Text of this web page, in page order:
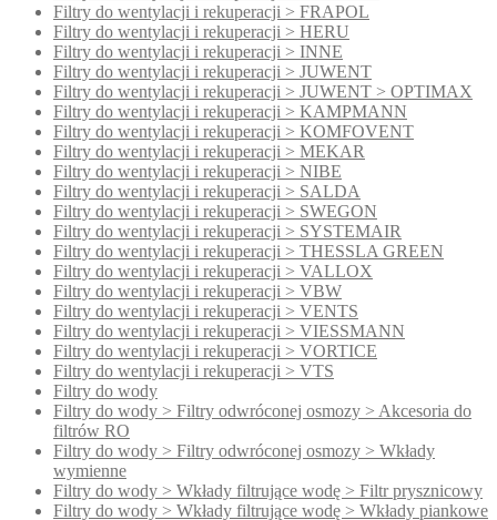
Filtry do wentylacji i rekuperacji > FRAPOL
Filtry do wentylacji i rekuperacji > HERU
Filtry do wentylacji i rekuperacji > INNE
Filtry do wentylacji i rekuperacji > JUWENT
Filtry do wentylacji i rekuperacji > JUWENT > OPTIMAX
Filtry do wentylacji i rekuperacji > KAMPMANN
Filtry do wentylacji i rekuperacji > KOMFOVENT
Filtry do wentylacji i rekuperacji > MEKAR
Filtry do wentylacji i rekuperacji > NIBE
Filtry do wentylacji i rekuperacji > SALDA
Filtry do wentylacji i rekuperacji > SWEGON
Filtry do wentylacji i rekuperacji > SYSTEMAIR
Filtry do wentylacji i rekuperacji > THESSLA GREEN
Filtry do wentylacji i rekuperacji > VALLOX
Filtry do wentylacji i rekuperacji > VBW
Filtry do wentylacji i rekuperacji > VENTS
Filtry do wentylacji i rekuperacji > VIESSMANN
Filtry do wentylacji i rekuperacji > VORTICE
Filtry do wentylacji i rekuperacji > VTS
Filtry do wody
Filtry do wody > Filtry odwróconej osmozy > Akcesoria do
filtrów RO
Filtry do wody > Filtry odwróconej osmozy > Wkłady
wymienne
Filtry do wody > Wkłady filtrujące wodę > Filtr prysznicowy
Filtry do wody > Wkłady filtrujące wodę > Wkłady piankowe